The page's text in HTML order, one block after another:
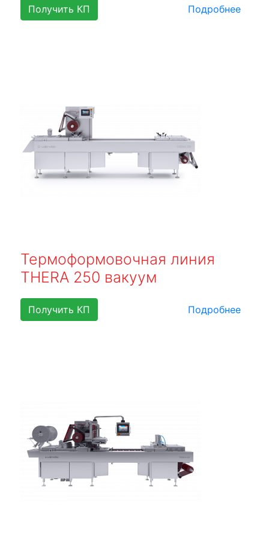
Получить КП Подробнее
Термоформовочная линия
THERA 250 вакуум
Получить КП Подробнее